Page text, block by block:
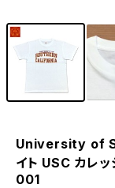
University of
イト USC カレ
001